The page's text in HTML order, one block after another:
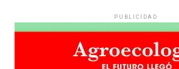
PUBLICIDAD